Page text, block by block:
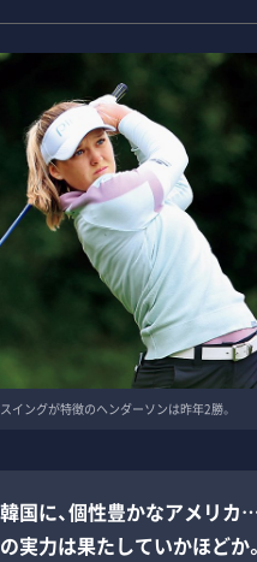
イングが特徴のヘンダーソンは昨年2勝。
国に、個性豊かなアメリ
実力は果たしていかほどか